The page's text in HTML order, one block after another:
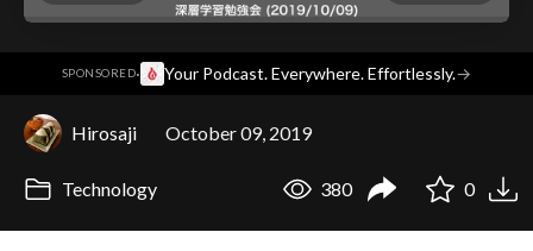
SPONSORED· Your Podcast. Everywhere. Effortlessly.→
Hirosaji October 09, 2019
Technology 380 0